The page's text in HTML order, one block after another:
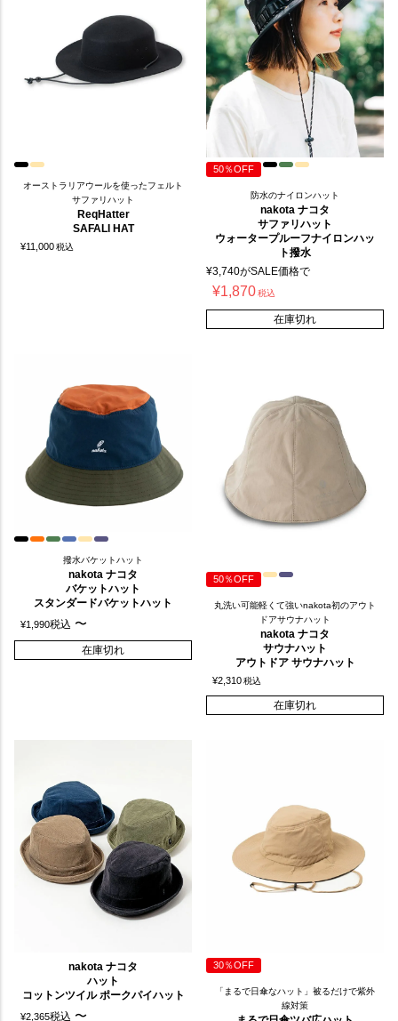
オーストラリアウールを使ったフェルト
サファリハット
ReqHatter
SAFALI HAT
¥11,000税込
50％OFF
防水のナイロンハット
nakota ナコタ
サファリハット
ウォータープルーフナイロンハッ
ト撥水
¥3,740がSALE価格で
¥1,870税込
在庫切れ
撥水バケットハット
nakota ナコタ
バケットハット
スタンダードバケットハット
¥1,990税込 〜
在庫切れ
50％OFF
丸洗い可能軽くて強いnakota初のアウト
ドアサウナハット
nakota ナコタ
サウナハット
アウトドア サウナハット
¥2,310税込
在庫切れ
nakota ナコタ
ハット
コットンツイル ポークパイハット
¥2,365税込 〜
30％OFF
「まるで日傘なハット」被るだけで紫外
線対策